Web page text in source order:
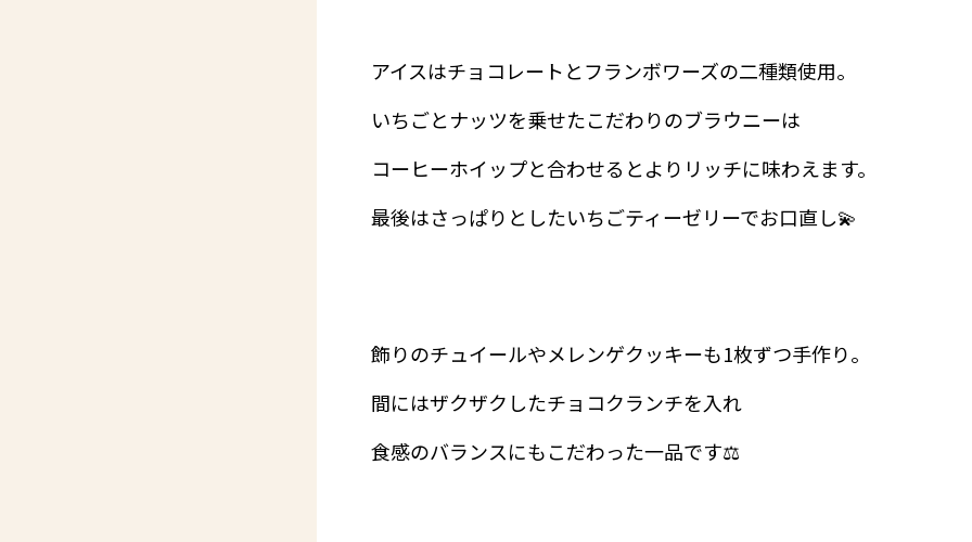
アイスはチョコレートとフランボワーズの二種類使用。
いちごとナッツを乗せたこだわりのブラウニーは
コーヒーホイップと合わせるとよりリッチに味わえます。
最後はさっぱりとしたいちごティーゼリーでお口直し💫
飾りのチュイールやメレンゲクッキーも1枚ずつ手作り。
間にはザクザクしたチョコクランチを入れ
食感のバランスにもこだわった一品です⚖️